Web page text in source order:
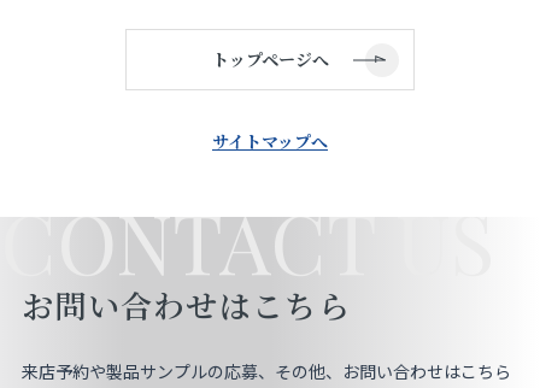
お役立ち情報
お問い合わせ
お気に入りリスト
トップページへ
サイトマップへ
CONTACT US
お問い合わせはこちら
来店予約や製品サンプルの応募、その他、お問い合わせはこちら